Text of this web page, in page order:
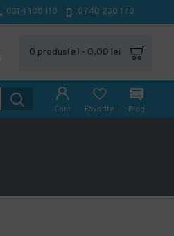
0314 100 110 0740 230 170
0 produs(e) - 0,00 lei
Cont Favorite Blog